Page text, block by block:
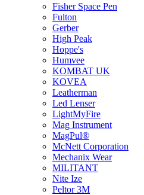
Fisher Space Pen
Fulton
Gerber
High Peak
Hoppe's
Humvee
KOMBAT UK
KOVEA
Leatherman
Led Lenser
LightMyFire
Mag Instrument
MagPul®
McNett Corporation
Mechanix Wear
MILITANT
Nite Ize
Peltor 3M